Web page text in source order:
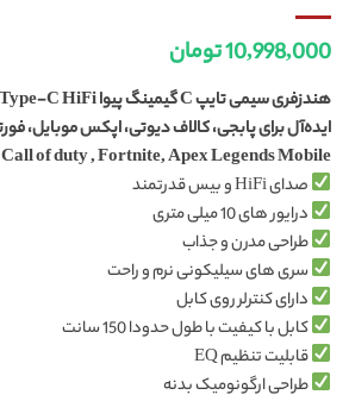
10,998,000تومان
Call of duty , Fortnite, Apex Legends Mobile
صدای HiFi و بیس قدرتمند
درایور های 10 میلی متری
طراحی مدرن و جذاب
سری های سیلیکونی نرم و راحت
دارای کنترلر روی کابل
کابل با کیفیت با طول حدودا 150 سانت
قابلیت تنظیم EQ
طراحی ارگونومیک بدنه